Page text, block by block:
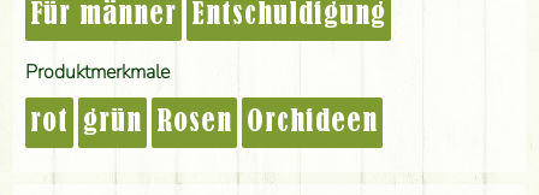
Für männer Entschuldigung
Produktmerkmale
rot grün Rosen Orchideen